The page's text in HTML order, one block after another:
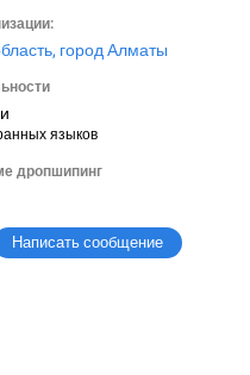
город Алматы
языков
дропшипинг
Написать сообщение